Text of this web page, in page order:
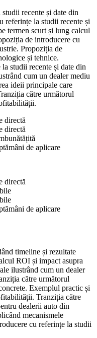
recente și date din
referințe la studii recente și
termen scurt și lung calcul
de introducere cu
Propoziția de
și tehnice.
studii recente și date din
cum un dealer mediu
ideii principale care
către următorul
directă
directă
de aplicare
directă
de aplicare
timeline și rezultate
ROI și impact asupra
ilustrând cum un dealer
către următorul
Exemplul practic și
Tranziția către
dealerii auto din
mecanismele
cu referințe la studii